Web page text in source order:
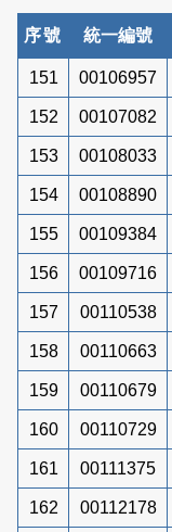
序號 統一編號
151 00106957
152 00107082
153 00108033
154 00108890
155 00109384
156 00109716
157 00110538
158 00110663
159 00110679
160 00110729
161 00111375
162 00112178